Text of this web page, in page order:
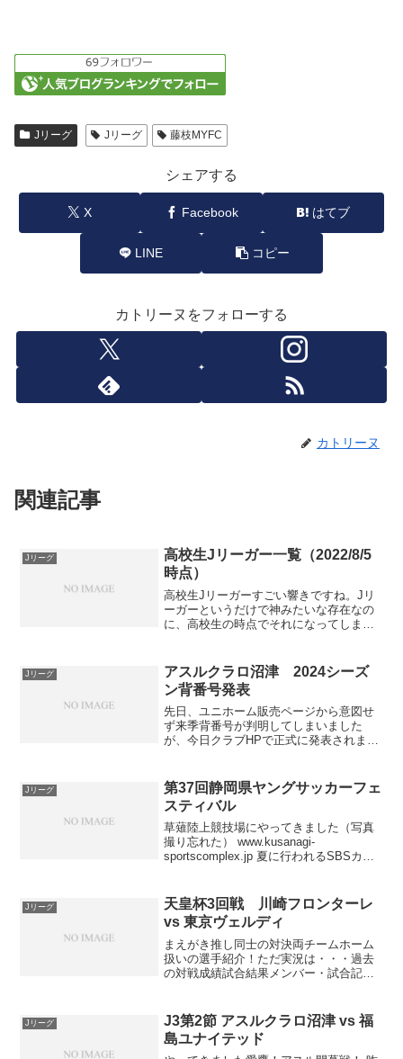
Jリーグ Jリーグ 藤枝MYFC
シェアする
X Facebook はてブ
LINE コピー
カトリーヌをフォローする
カトリーヌ
関連記事
Jリーグ
高校生Jリーガー一覧（2022/8/5
時点）
高校生Jリーガーすごい響きですね。Jリ
ーガーというだけで神みたいな存在なの
に、高校生の時点でそれになってしまっ
稲本潤一（当時ガンバ大阪）や2004年に
当時Jリー...
Jリーグ
アスルクラロ沼津 2024シーズ
ン背番号発表
先日、ユニホーム販売ページから意図せ
ず来季背番号が判明してしまいました
が、今日クラブHPで正式に発表されまし
ージと同じでした。まだ去就が発表され
ていなかったDF附...
Jリーグ
第37回静岡県ヤングサッカーフェ
スティバル
草薙陸上競技場にやってきました（写真
撮り忘れた） www.kusanagi-
sportscomplex.jp 夏に行われるSBSカッ
あって静岡では様々なサッカーイベン
ト...
Jリーグ
天皇杯3回戦 川崎フロンターレ
vs 東京ヴェルディ
まえがき推し同士の対決両チームホーム
扱いの選手紹介！ただ実況は・・・過去
の対戦成績試合結果メンバー・試合記録
合左サイドで無双した新井瑞希脅威にな
り続けたバイロン佐古真礼...
Jリーグ
J3第2節 アスルクラロ沼津 vs 福
島ユナイテッド